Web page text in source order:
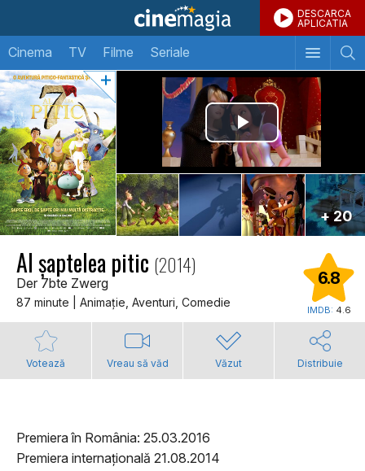
DESCARCA
APLICATIA
Cinema TV Filme Seriale
+ 20
Al şaptelea pitic (2014)
Der 7bte Zwerg
87 minute | Animaţie, Aventuri, Comedie
6.8
IMDB: 4.6
Votează Vreau să văd Văzut Distribuie
Premiera în România: 25.03.2016
Premiera internațională 21.08.2014